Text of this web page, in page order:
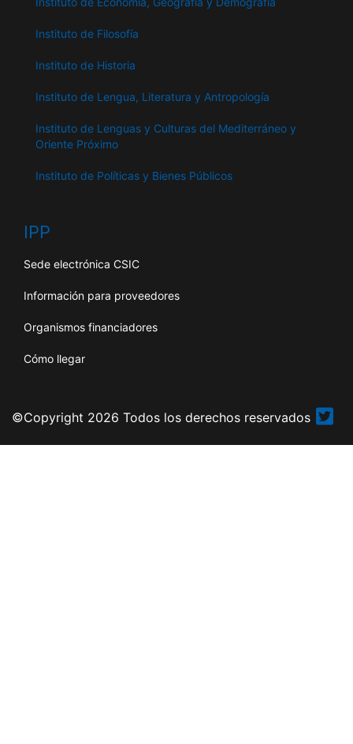
Instituto de Filosofía
Instituto de Historia
Instituto de Lengua, Literatura y Antropología
Instituto de Lenguas y Culturas del Mediterráneo y
Oriente Próximo
Instituto de Políticas y Bienes Públicos
IPP
Sede electrónica CSIC
Información para proveedores
Organismos financiadores
Cómo llegar
©Copyright 2026 Todos los derechos reservados